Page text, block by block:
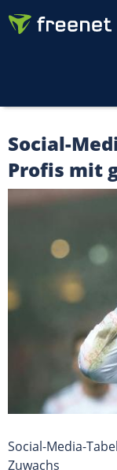
Social-
Profis mit
Social-Media-
Zuwachs